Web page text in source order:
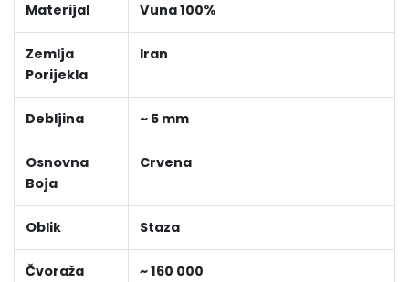
Materijal Vuna 100%
Zemlja
Porijekla
Iran
Debljina ~ 5 mm
Osnovna
Boja
Crvena
Oblik Staza
Čvoraža
~ 160 000